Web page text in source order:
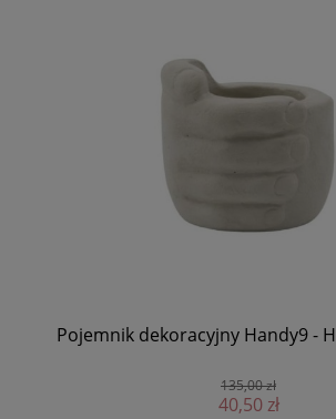
Pojemnik dekoracyjny Handy9 -
135,00 zł
40,50 zł